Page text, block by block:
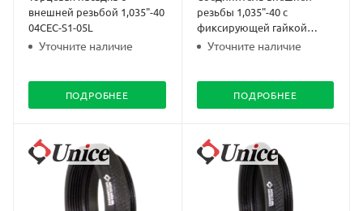
внешней резьбой 1,035"-40
04CEC-S1-05L
Уточните наличие
ПОДРОБНЕЕ
резьбы 1,035"-40 с
фиксирующей гайкой
04ETC-S1-0.5L
Уточните наличие
ПОДРОБНЕЕ